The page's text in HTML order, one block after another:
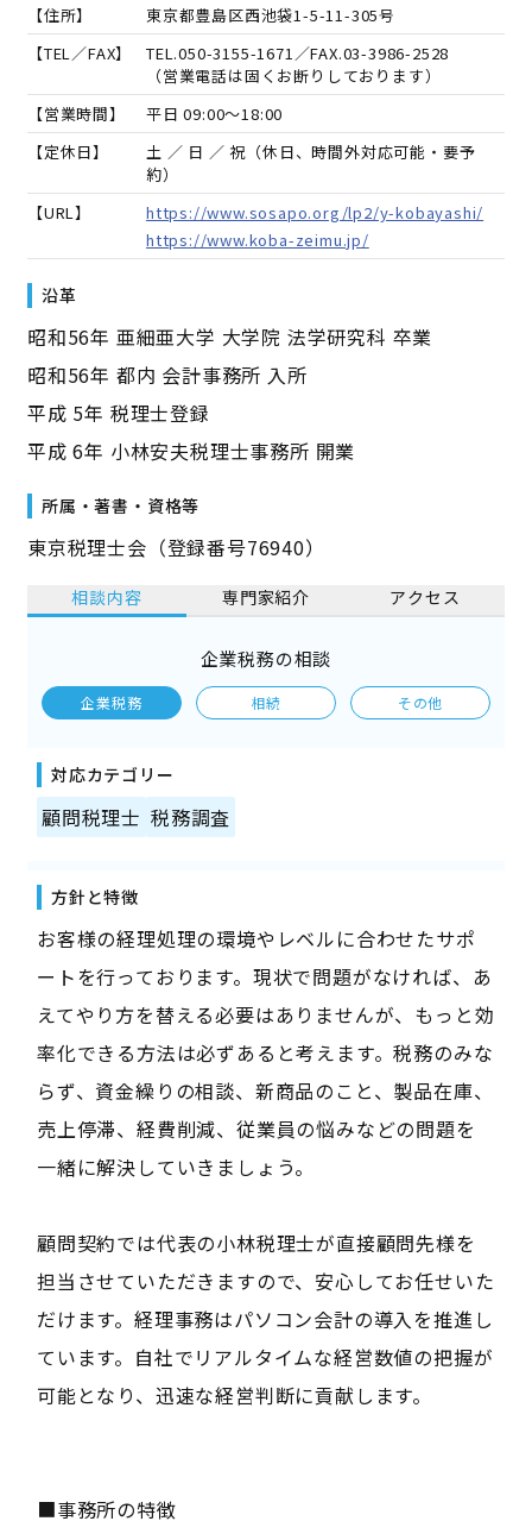
【住所】
東京都豊島区西池袋1-5-11-305号
【TEL／FAX】
TEL.050-3155-1671／FAX.03-3986-2528
（営業電話は固くお断りしております）
【営業時間】
平日 09:00～18:00
【定休日】
土 ／ 日 ／ 祝（休日、時間外対応可能・要予
約）
【URL】
https://www.sosapo.org/lp2/y-kobayashi/
https://www.koba-zeimu.jp/
沿革
昭和56年 亜細亜大学 大学院 法学研究科 卒業
昭和56年 都内 会計事務所 入所
平成 5年 税理士登録
平成 6年 小林安夫税理士事務所 開業
所属・著書・資格等
東京税理士会（登録番号76940）
相談内容 専門家紹介 アクセス
企業税務の相談
企業税務 相続 その他
対応カテゴリー
顧問税理士 税務調査
方針と特徴
お客様の経理処理の環境やレベルに合わせたサポ
ートを行っております。現状で問題がなければ、あ
えてやり方を替える必要はありませんが、もっと効
率化できる方法は必ずあると考えます。税務のみな
らず、資金繰りの相談、新商品のこと、製品在庫、
売上停滞、経費削減、従業員の悩みなどの問題を
一緒に解決していきましょう。
顧問契約では代表の小林税理士が直接顧問先様を
担当させていただきますので、安心してお任せいた
だけます。経理事務はパソコン会計の導入を推進し
ています。自社でリアルタイムな経営数値の把握が
可能となり、迅速な経営判断に貢献します。
■事務所の特徴